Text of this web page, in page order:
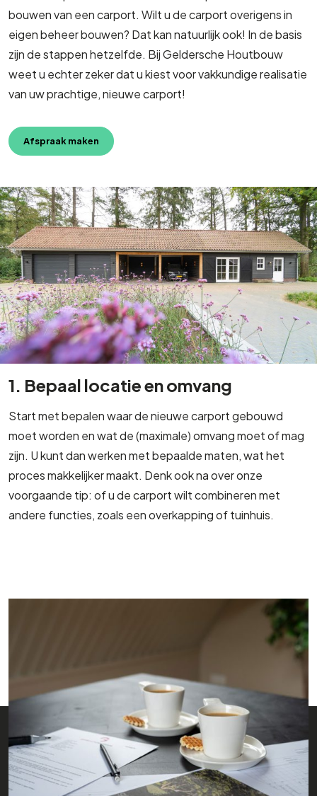
bouwen van een carport. Wilt u de carport overigens in
eigen beheer bouwen? Dat kan natuurlijk ook! In de basis
zijn de stappen hetzelfde. Bij Geldersche Houtbouw
weet u echter zeker dat u kiest voor vakkundige realisatie
van uw prachtige, nieuwe carport!
Afspraak maken
1. Bepaal locatie en omvang
Start met bepalen waar de nieuwe carport gebouwd
moet worden en wat de (maximale) omvang moet of mag
zijn. U kunt dan werken met bepaalde maten, wat het
proces makkelijker maakt. Denk ook na over onze
voorgaande tip: of u de carport wilt combineren met
andere functies, zoals een overkapping of tuinhuis.